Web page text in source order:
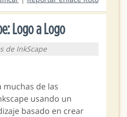
Logo a Logo
de InkScape
de las
usando un
basado en crear